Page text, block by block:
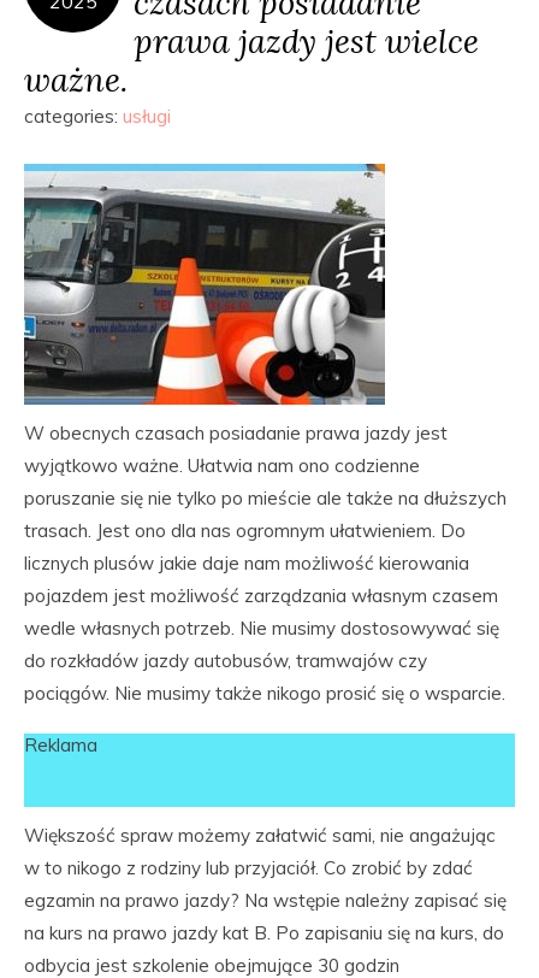
prawa jazdy jest wielce
ważne.
categories: usługi
W obecnych czasach posiadanie prawa jazdy jest
wyjątkowo ważne. Ułatwia nam ono codzienne
poruszanie się nie tylko po mieście ale także na dłuższych
trasach. Jest ono dla nas ogromnym ułatwieniem. Do
licznych plusów jakie daje nam możliwość kierowania
pojazdem jest możliwość zarządzania własnym czasem
wedle własnych potrzeb. Nie musimy dostosowywać się
do rozkładów jazdy autobusów, tramwajów czy
pociągów. Nie musimy także nikogo prosić się o wsparcie.
Reklama
Większość spraw możemy załatwić sami, nie angażując
w to nikogo z rodziny lub przyjaciół. Co zrobić by zdać
egzamin na prawo jazdy? Na wstępie należny zapisać się
na kurs na prawo jazdy kat B. Po zapisaniu się na kurs, do
odbycia jest szkolenie obejmujące 30 godzin